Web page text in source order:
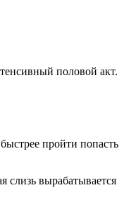
половой акт.
пройти попасть
слизь вырабатывается